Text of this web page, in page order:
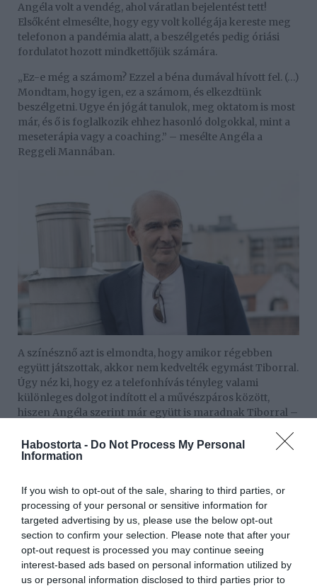
Habostorta - Do Not Process My Personal
Information
If you wish to opt-out of the sale, sharing to third parties, or
processing of your personal or sensitive information for
targeted advertising by us, please use the below opt-out
section to confirm your selection. Please note that after your
opt-out request is processed you may continue seeing
interest-based ads based on personal information utilized by
us or personal information disclosed to third parties prior to
Angéla volt a vendég, ahol váratlan bejelentést tett!
Elsőként elmesélte, hogy egy volt kollégája kereste meg
telefonon a pandémia alatt, a beszélgetés pedig óriási
fordulatot hozott mindkettőjük számára.
„Ez-e még a számom? Ezzel a béna dumával hívott fel. (…)
Mondtam, hogy igen, ez a számom, és elkezdtünk
beszélgetni. Ugye én jógát tanulok, meg oktatom is most
már, és ő is foglalkozik ehhez hasonló dolgokkal, mint a
meseterápia vagy a coaching.” – mesélte Angéla a
Reggeli Mannában.
A színésznő azt is elmondta, hogy amikor régebben
együtt játszottak, akkor nem kedvelték egymást Tiborral.
Úgy néz ki, hogy ez a telefonhívás tényleg valami
különleges dolgot indított el a művészpáros között,
hiszen Angéla szerint már együtt is maradnak Tiborral –
férfi az életében.
azt mondja, mondjuk elkezdett fogyókúrázni…” –
mesélte viccelődve Angéla.
További érdekes és szórakoztató sztorit hallhattunk még
a színésznőtől a Reggeli Mannában, ezeket itt tudjátok
meghallgatni: